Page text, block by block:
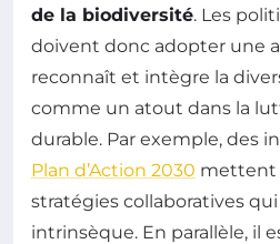
de la biodiversité. Les
doivent donc adopter une
reconnaît et intègre la
comme un atout dans la
durable. Par exemple, des
Plan d’Action 2030 mettent
stratégies collaboratives
intrinsèque. En parallèle, il